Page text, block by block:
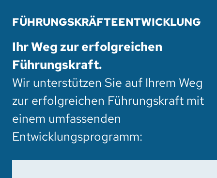
FÜHRUNGSKRÄFTEENTWICKLUNG
Ihr Weg zur erfolgreichen
Führungskraft.
Wir unterstützen Sie auf Ihrem Weg
zur erfolgreichen Führungskraft mit
einem umfassenden
Entwicklungsprogramm: